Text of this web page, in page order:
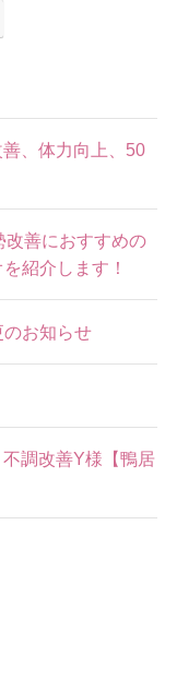
、体力向上、50
改善におすすめの
紹介します！
お知らせ
調改善Y様【鴨居